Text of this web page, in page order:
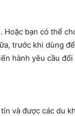
Hoặc bạn có thể
trước khi dùng
hành yêu cầu đổi
và được các du